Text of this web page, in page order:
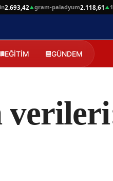
▲gram-paladyum2.118,61▲18-
EĞİTİM GÜNDEM